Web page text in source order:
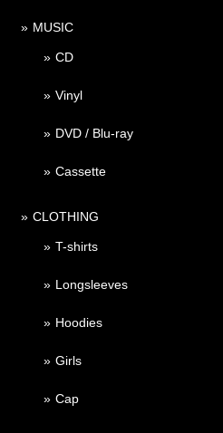
MUSIC
CD
Vinyl
DVD / Blu-ray
Cassette
CLOTHING
T-shirts
Longsleeves
Hoodies
Girls
Cap